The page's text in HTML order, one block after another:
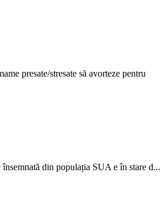
presate/stresate să avorteze pentru
din populația SUA e în stare d...